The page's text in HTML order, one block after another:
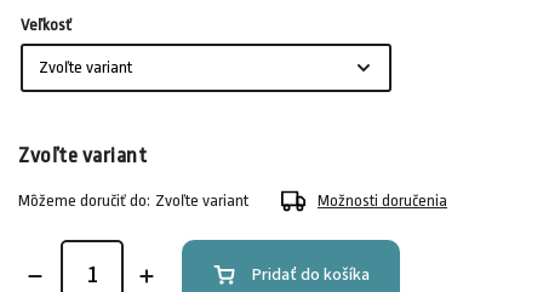
Veľkosť
Zvoľte variant
Môžeme doručiť do: Zvoľte variant Možnosti doručenia
Pridať do košíka